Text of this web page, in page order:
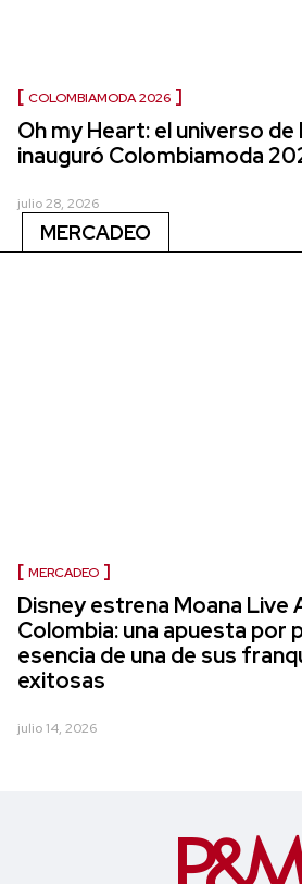
COLOMBIAMODA 2026
Oh my Heart: el universo de
inauguró Colombiamoda
julio 28, 2026
MERCADEO
MERCADEO
Disney estrena Moana Live
Colombia: una apuesta por
esencia de una de sus
exitosas
julio 14, 2026